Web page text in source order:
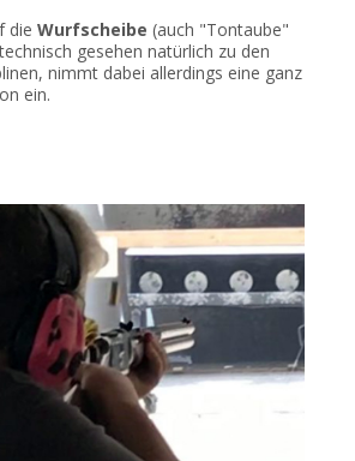
die Wurfscheibe (auch "Tontaube"
gesehen natürlich zu den
nimmt dabei allerdings eine ganz
ein.